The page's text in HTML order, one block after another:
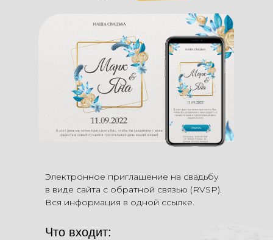
Электронное приглашение на свадьбу
в виде сайта с обратной связью (RVSP).
Вся информация в одной ссылке.
Что входит: